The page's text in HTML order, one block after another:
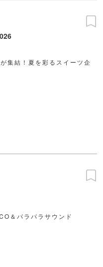
集結！夏を彩るスイーツ企
＆パラパラサウンド